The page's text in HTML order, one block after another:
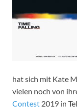
hat sich mit Kate
vielen noch von
Contest 2019 in